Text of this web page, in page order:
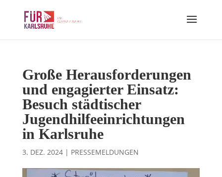
Große Herausforderungen
und engagierter Einsatz:
Besuch städtischer
Jugendhilfeeinrichtungen
in Karlsruhe
3. DEZ. 2024| PRESSEMELDUNGEN